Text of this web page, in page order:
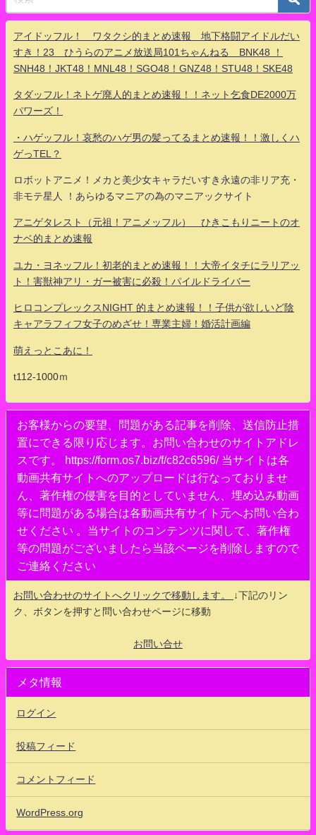
アイドッフル！ ワタクシ的まとめ速報 地下格闘アイドルだい
すき！23 ひうらのアニメ放送局101ちゃんねる BNK48 ！
SNH48！JKT48！MNL48！SGO48！GNZ48！STU48！SKE48
タダッフル！ネトゲ廃人的まとめ速報！！ネット乞食DE2000万
パワーズ！
・ハゲッフル！哀愁のハゲ男の髪ってるまとめ速報！！激しくハ
ゲっTEL？
ロボットアニメ！メカと美少女キャラだいすき永遠の非リア充・
非モテ星人 ！あらゆるマニアの為のマニアックサイト
アニゲタレスト（元祖！アニメッフル） ひきこもりニートのオ
ナベ的まとめ速報
ユカ・ヨネッフル！初老的まとめ速報！！大帝イタチにラリアッ
ト！害獣神アリ・ガー被害に必殺！パイルドライバー
ヒロコンプレックスNIGHT 的まとめ速報！！子供が欲しいど陰
キャアラフィフ女子のめざせ！専業主婦！婚活計画編
萌えっとこあに！
t112-1000ｍ
お客様からの要望、問題がある記事を削除、送信防止措
置にできる限り応じます。お問い合わせのサイトアドレ
スです。 https://form.os7.biz/f/c82c6596/ 当サイトは各
動画共有サイトへのアップロードは行なっておりませ
ん、著作権の侵害を目的としていません、埋め込み動画
等に問題がある場合は各動画共有サイト元へお問い合わ
せください 。当サイトのコンテンツに関して、著作権
等の問題がございましたら当該ページを削除しますので
ご連絡ください
お問い合わせのサイトへクリックで移動します。
↓下記のリン
ク、ボタンを押すと問い合わせページに移動
お問い合せ
メタ情報
ログイン
投稿フィード
コメントフィード
WordPress.org